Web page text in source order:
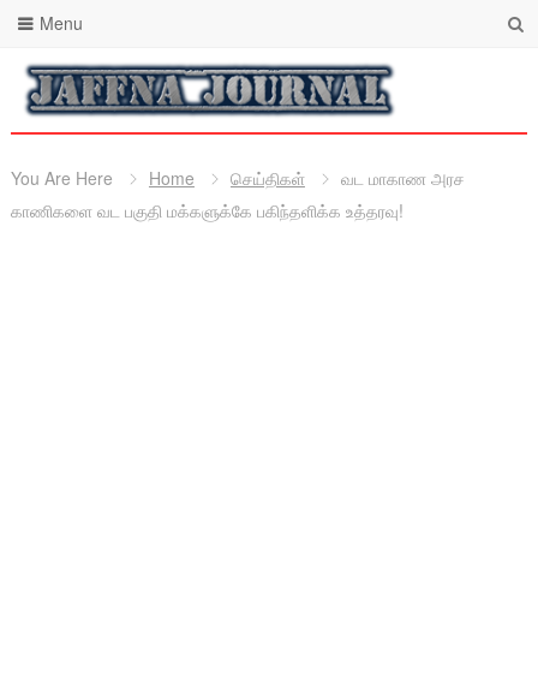
Menu
You Are Here Home செய்திகள்
வட மாகாண அரச
காணிகளை வட பகுதி மக்களுக்கே பகிந்தளிக்க உத்தரவு!